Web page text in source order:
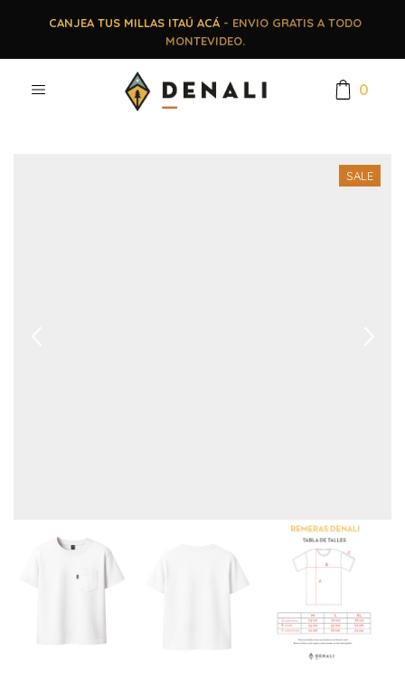
CANJEA TUS MILLAS ITAÚ ACÁ- ENVIO GRATIS A TODO
MONTEVIDEO.
0
SALE